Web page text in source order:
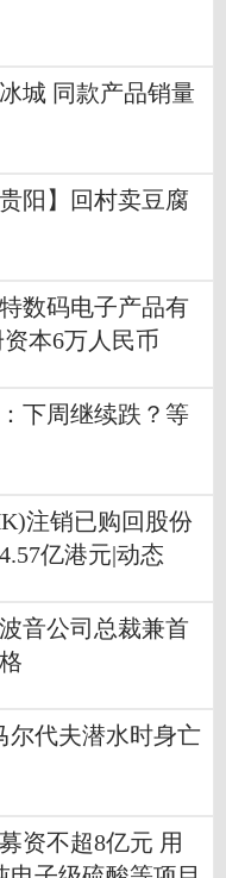
城 同款产品销量
阳】回村卖豆腐
数码电子产品有
本6万人民币
下周继续跌？等
注销已购回股份
亿港元|动态
音公司总裁兼首
尔代夫潜水时身亡
资不超8亿元 用